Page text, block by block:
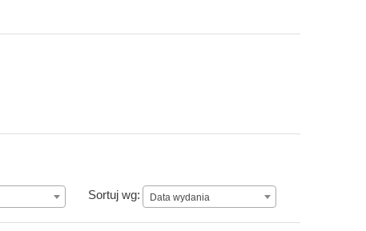
Sortuj wg: Data wydania
Data wydania